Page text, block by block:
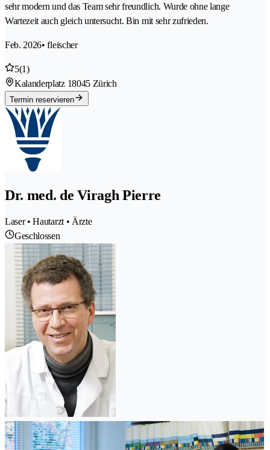
sehr modern und das Team sehr freundlich. Wurde ohne lange
Wartezeit auch gleich untersucht. Bin mit sehr zufrieden.
Feb. 2026• fleischer
5(1)
Kalanderplatz 18045 Zürich
Termin reservieren
Dr. med. de Viragh Pierre
Laser • Hautarzt • Ärzte
Geschlossen